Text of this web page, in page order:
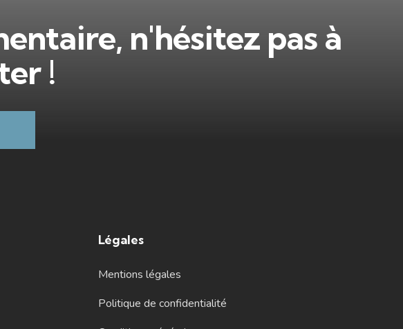
n'hésitez pas à
!
Légales
Mentions légales
Politique de confidentialité